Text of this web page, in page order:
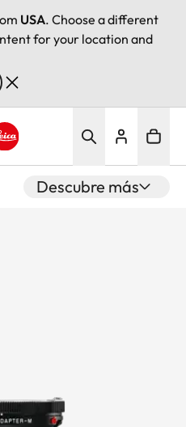
USA. Choose a different
for your location and
Descubre más